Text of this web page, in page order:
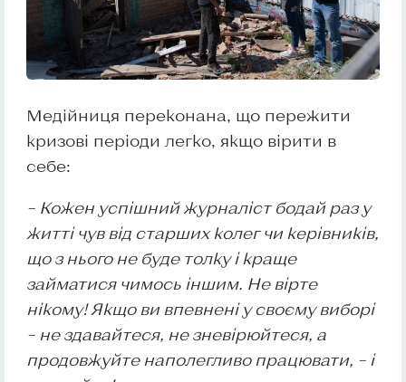
Медійниця переконана, що пережити
кризові періоди легко, якщо вірити в
себе:
– Кожен успішний журналіст бодай раз у
житті чув від старших колег чи керівників,
що з нього не буде толку і краще
займатися чимось іншим. Не вірте
нікому! Якщо ви впевнені у своєму виборі
– не здавайтеся, не зневірюйтеся, а
продовжуйте наполегливо працювати, – і